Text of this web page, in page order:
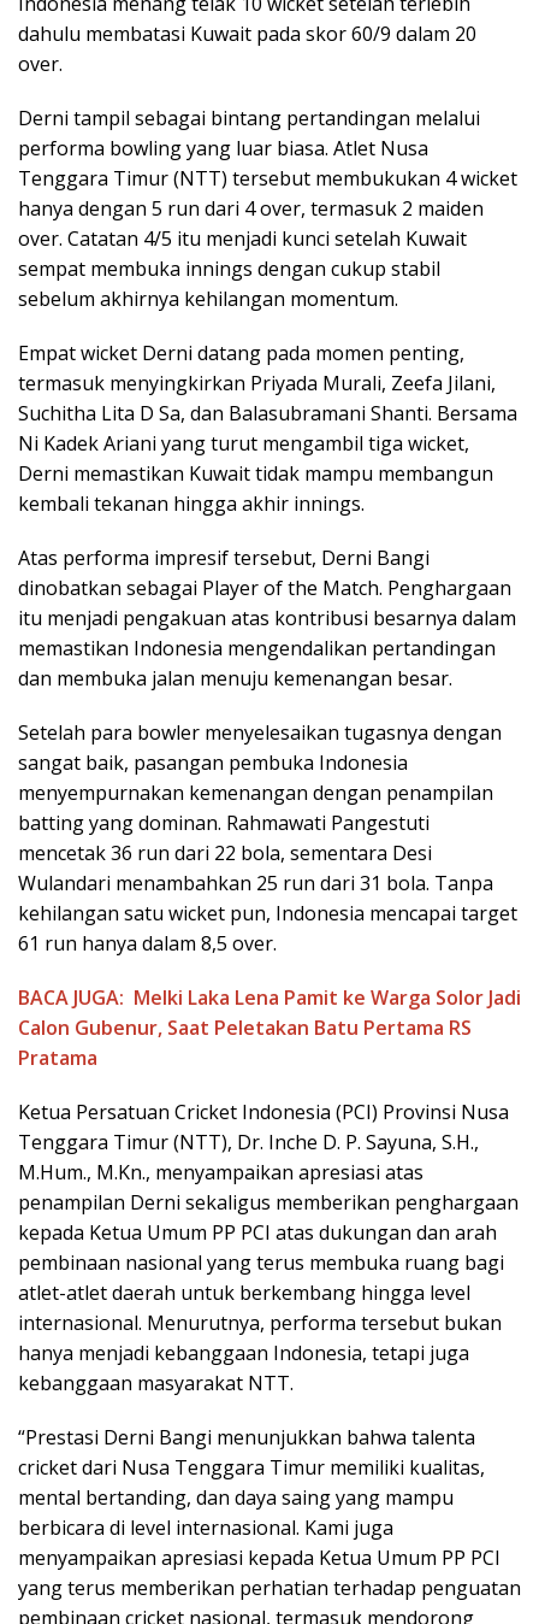
dahulu membatasi Kuwait pada skor 60/9 dalam 20
over.
Derni tampil sebagai bintang pertandingan melalui
performa bowling yang luar biasa. Atlet Nusa
Tenggara Timur (NTT) tersebut membukukan 4 wicket
hanya dengan 5 run dari 4 over, termasuk 2 maiden
over. Catatan 4/5 itu menjadi kunci setelah Kuwait
sempat membuka innings dengan cukup stabil
sebelum akhirnya kehilangan momentum.
Empat wicket Derni datang pada momen penting,
termasuk menyingkirkan Priyada Murali, Zeefa Jilani,
Suchitha Lita D Sa, dan Balasubramani Shanti. Bersama
Ni Kadek Ariani yang turut mengambil tiga wicket,
Derni memastikan Kuwait tidak mampu membangun
kembali tekanan hingga akhir innings.
Atas performa impresif tersebut, Derni Bangi
dinobatkan sebagai Player of the Match. Penghargaan
itu menjadi pengakuan atas kontribusi besarnya dalam
memastikan Indonesia mengendalikan pertandingan
dan membuka jalan menuju kemenangan besar.
Setelah para bowler menyelesaikan tugasnya dengan
sangat baik, pasangan pembuka Indonesia
menyempurnakan kemenangan dengan penampilan
batting yang dominan. Rahmawati Pangestuti
mencetak 36 run dari 22 bola, sementara Desi
Wulandari menambahkan 25 run dari 31 bola. Tanpa
kehilangan satu wicket pun, Indonesia mencapai target
61 run hanya dalam 8,5 over.
BACA JUGA: Melki Laka Lena Pamit ke Warga Solor Jadi
Calon Gubenur, Saat Peletakan Batu Pertama RS
Pratama
Ketua Persatuan Cricket Indonesia (PCI) Provinsi Nusa
Tenggara Timur (NTT), Dr. Inche D. P. Sayuna, S.H.,
M.Hum., M.Kn., menyampaikan apresiasi atas
penampilan Derni sekaligus memberikan penghargaan
kepada Ketua Umum PP PCI atas dukungan dan arah
pembinaan nasional yang terus membuka ruang bagi
atlet-atlet daerah untuk berkembang hingga level
internasional. Menurutnya, performa tersebut bukan
hanya menjadi kebanggaan Indonesia, tetapi juga
kebanggaan masyarakat NTT.
“Prestasi Derni Bangi menunjukkan bahwa talenta
cricket dari Nusa Tenggara Timur memiliki kualitas,
mental bertanding, dan daya saing yang mampu
berbicara di level internasional. Kami juga
menyampaikan apresiasi kepada Ketua Umum PP PCI
yang terus memberikan perhatian terhadap penguatan
pembinaan cricket nasional, termasuk mendorong